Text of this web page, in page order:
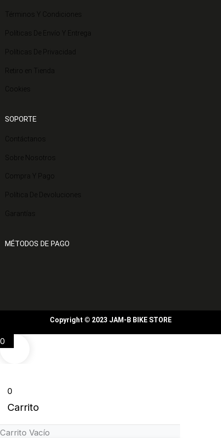
Términos Y Condiciones
Políticas De Envío Y Entrega
Políticas De Privacidad
Retiro en Tienda
Cookies
SOPORTE
Contáctanos
Sobre Nosotros
Compra Y Pago
Política De Devoluciones
Garantías
MÉTODOS DE PAGO
Copyright © 2023 JAM-B BIKE STORE
0
0
Carrito
Carrito Vacío